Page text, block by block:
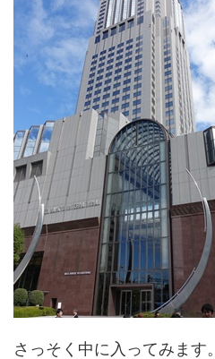
さっそく中に入ってみます。